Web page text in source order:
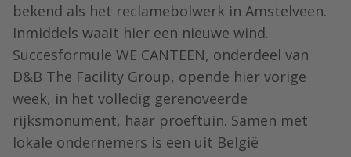
bekend als het reclamebolwerk in Amstelveen.
Inmiddels waait hier een nieuwe wind.
Succesformule WE CANTEEN, onderdeel van
D&B The Facility Group, opende hier vorige
week, in het volledig gerenoveerde
rijksmonument, haar proeftuin. Samen met
lokale ondernemers is een uit België